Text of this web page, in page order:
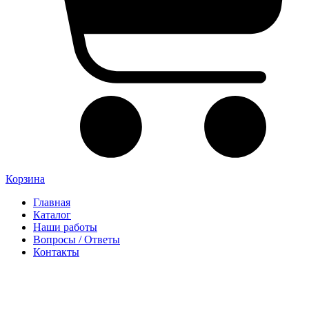
Корзина
Главная
Каталог
Наши работы
Вопросы / Ответы
Контакты